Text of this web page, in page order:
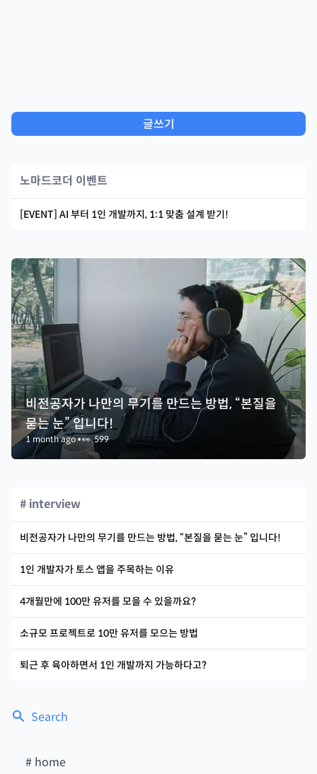
Search
# home
글쓰기
노마드코더 이벤트
[EVENT] AI 부터 1인 개발까지, 1:1 맞춤 설계 받기!
비전공자가 나만의 무기를 만드는 방법, “본질을
묻는 눈” 입니다!
1 month ago•👀599
# interview
비전공자가 나만의 무기를 만드는 방법, “본질을 묻는 눈” 입니다!
1인 개발자가 토스 앱을 주목하는 이유
4개월만에 100만 유저를 모을 수 있을까요?
소규모 프로젝트로 10만 유저를 모으는 방법
퇴근 후 육아하면서 1인 개발까지 가능하다고?